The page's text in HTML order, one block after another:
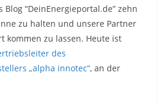
Blog “DeinEnergieportal.de” zehn
zu halten und unsere Partner
kommen zu lassen. Heute ist
des
„alpha innotec“, an der